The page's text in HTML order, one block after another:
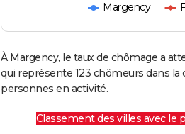
Margency
À Margency, le taux de chômage a
qui représente 123 chômeurs dans
personnes en activité.
Classement des villes avec le